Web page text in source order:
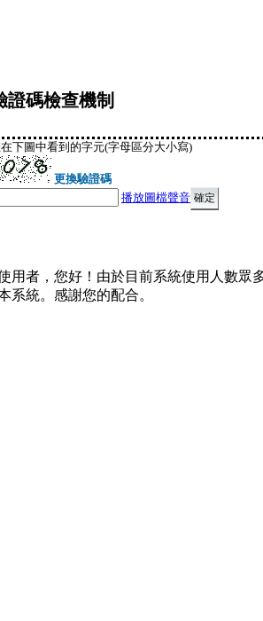
證碼檢查機制
下圖中看到的字元(字母區分大小寫)
更換驗證碼
播放圖檔聲音
用者，您好！由於目前系統使用人數眾
系統。感謝您的配合。